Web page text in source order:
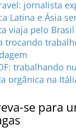
jornalista
Latina e Ásia
viaja pelo
trocando
trabalhando
orgânica na
se para